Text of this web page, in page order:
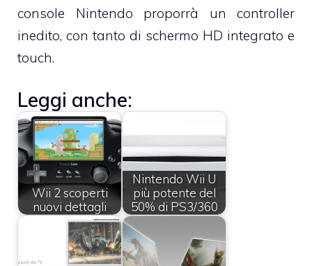
console Nintendo proporrà un controller
inedito, con tanto di schermo HD integrato e
touch.
Leggi anche:
Wii 2 scoperti
nuovi dettagli
Nintendo Wii U
più potente del
50% di PS3/360